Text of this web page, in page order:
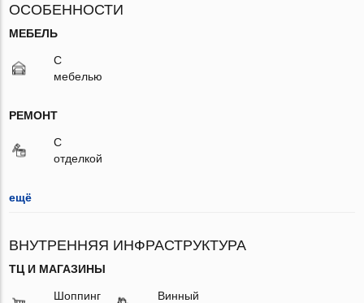
ОСОБЕННОСТИ
МЕБЕЛЬ
С
мебелью
РЕМОНТ
С
отделкой
ещё
ВНУТРЕННЯЯ ИНФРАСТРУКТУРА
ТЦ И МАГАЗИНЫ
Шоппинг
Винный